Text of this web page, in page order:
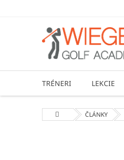
TRÉNERI LEKCIE
DomovČLÁNKY